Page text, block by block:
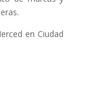
en Ciudad